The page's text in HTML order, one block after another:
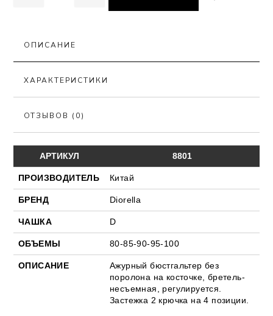
ОПИСАНИЕ
ХАРАКТЕРИСТИКИ
ОТЗЫВОВ (0)
АРТИКУЛ 8801
ПРОИЗВОДИТЕЛЬ Китай
БРЕНД Diorella
ЧАШКА D
ОБЪЕМЫ 80-85-90-95-100
ОПИСАНИЕ
Ажурный бюстгальтер без
поролона на косточке, бретель-
несъемная, регулируется.
Застежка 2 крючка на 4 позиции.